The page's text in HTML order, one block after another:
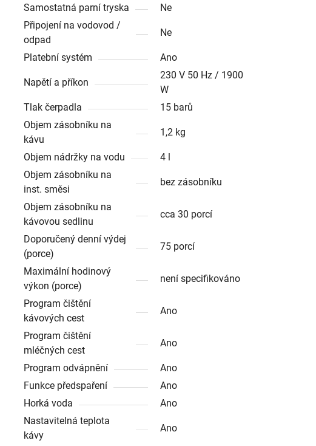
Samostatná parní tryska
Ne
Připojení na vodovod /
odpad
Ne
Platební systém Ano
Napětí a příkon
230 V 50 Hz / 1900
W
Tlak čerpadla
15 barů
Objem zásobníku na
kávu
1,2 kg
Objem nádržky na vodu
4 l
Objem zásobníku na
inst. směsi
bez zásobníku
Objem zásobníku na
kávovou sedlinu
cca 30 porcí
Doporučený denní výdej
(porce)
75 porcí
Maximální hodinový
výkon (porce)
není specifikováno
Program čištění
kávových cest
Ano
Program čištění
mléčných cest
Ano
Program odvápnění
Ano
Funkce předspaření
Ano
Horká voda
Ano
Nastavitelná teplota
kávy
Ano